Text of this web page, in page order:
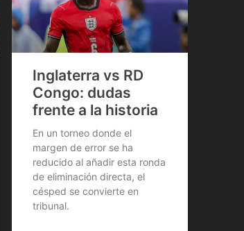
Inglaterra vs RD
Congo: dudas
frente a la historia
En un torneo donde el
margen de error se ha
reducido al añadir esta ronda
de eliminación directa, el
césped se convierte en
tribunal.